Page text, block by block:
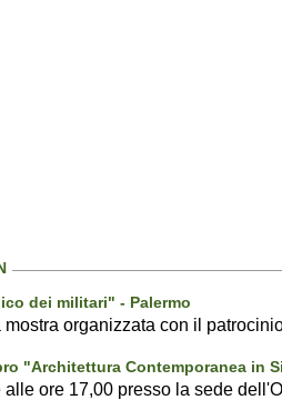
dei militari" - Palermo
organizzata con il
"Architettura Contemporanea in
ore 17,00 presso la sede